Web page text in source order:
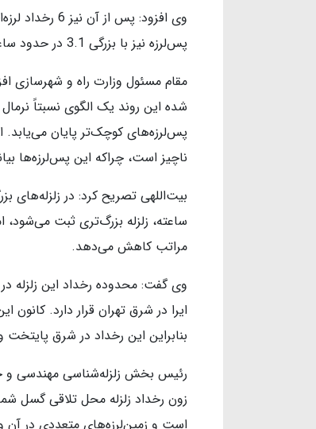
پس‌لرزه نیز با بزرگی 3.1 در حدود ساعت 3:30 بامداد امروز 23 اردیبهشت 1405 به وقوع پیوست.
مقام مسئول وزارت راه و شهرسازی
شده این روند یک الگوی نسبتاً
پس‌لرزه‌های کوچک‌تر پایان می‌یابد.
ناچیز است، چراکه این پس‌لرزه‌ها
بیت‌اللهی تصریح کرد: در زلزله‌های
ساعته، زلزله بزرگ‌تری ثبت می‌شود،
مراتب کاهش می‌دهد.
وی گفت: محدوده رخداد این زلزله
بنابراین این رخداد در شرق
رئیس بخش زلزله‌شناسی مهندسی و
زون رخداد زلزله محل تلاقی گسل
است و زمین‌لرزه‌های متعددی در